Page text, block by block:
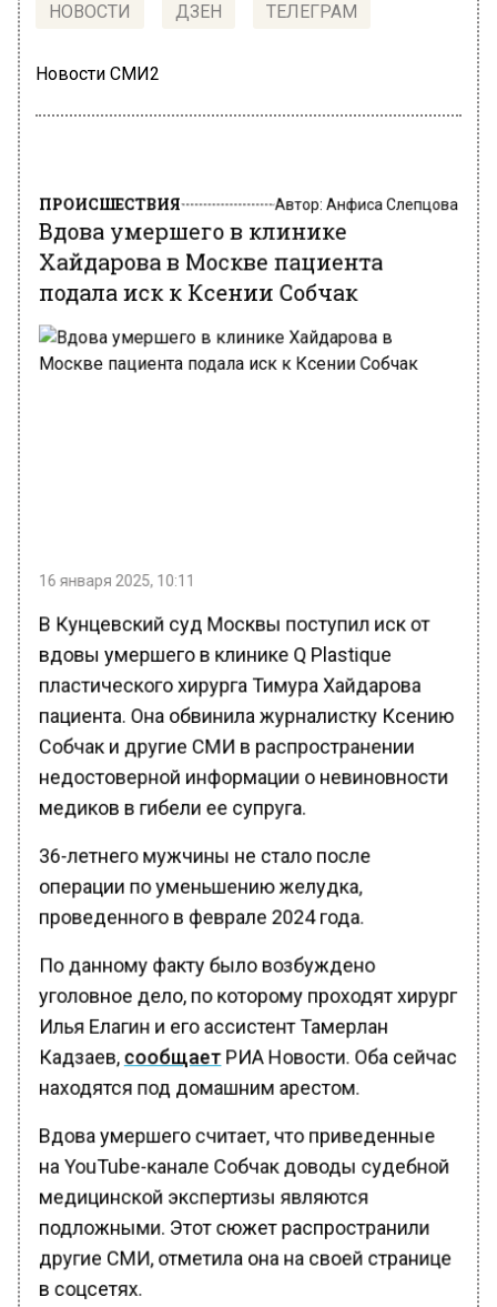
НОВОСТИ ДЗЕН ТЕЛЕГРАМ
Новости СМИ2
Вдова умершего в клинике
Хайдарова в Москве пациента
подала иск к Ксении Собчак
16 января 2025, 10:11
В Кунцевский суд Москвы поступил иск от
вдовы умершего в клинике Q Plastique
пластического хирурга Тимура Хайдарова
пациента. Она обвинила журналистку Ксению
Собчак и другие СМИ в распространении
недостоверной информации о невиновности
медиков в гибели ее супруга.
36-летнего мужчины не стало после
операции по уменьшению желудка,
проведенного в феврале 2024 года.
По данному факту было возбуждено
уголовное дело, по которому проходят хирург
Илья Елагин и его ассистент Тамерлан
Кадзаев, сообщаетРИА Новости. Оба сейчас
находятся под домашним арестом.
Вдова умершего считает, что приведенные
на YouTube-канале Собчак доводы судебной
медицинской экспертизы являются
подложными. Этот сюжет распространили
другие СМИ, отметила она на своей странице
в соцсетях.